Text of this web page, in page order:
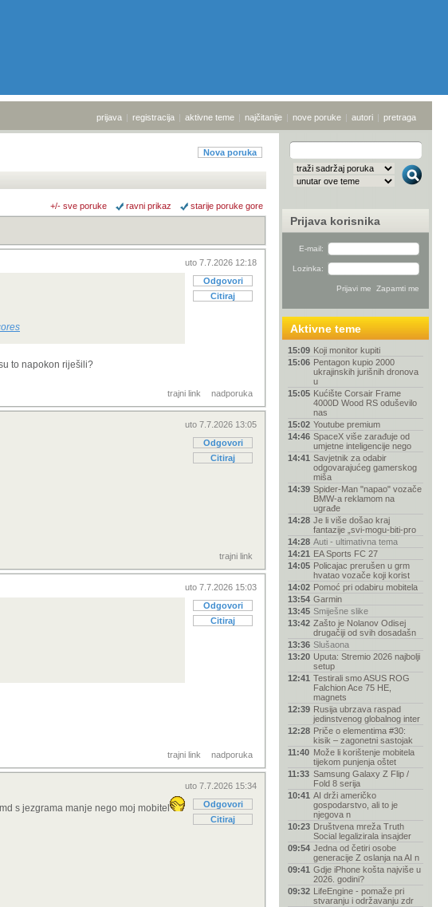
prijava | registracija | aktivne teme | najčitanije | nove poruke | autori | pretraga
Nova poruka
+/- sve poruke ravni prikaz starije poruke gore
uto 7.7.2026 12:18
Odgovori
Citiraj
to napokon riješili?
trajni link nadporuka
uto 7.7.2026 13:05
Odgovori
Citiraj
trajni link
uto 7.7.2026 15:03
Odgovori
Citiraj
trajni link nadporuka
uto 7.7.2026 15:34
Odgovori
Citiraj
s jezgrama manje nego moj mobitel
Prijava korisnika
E-mail:
Lozinka:
Aktivne teme
15:09 Koji monitor kupiti
15:06 Pentagon kupio 2000
ukrajinskih jurišnih dronova
u
15:05 Kućište Corsair Frame
4000D Wood RS oduševilo
nas
15:02 Youtube premium
14:46 SpaceX više zarađuje od
umjetne inteligencije nego
14:41 Savjetnik za odabir
odgovarajućeg gamerskog
miša
14:39 Spider-Man "napao" vozače
BMW-a reklamom na
ugrađe
14:28 Je li više došao kraj
fantazije „svi-mogu-biti-pro
14:28 Auti - ultimativna tema
14:21 EA Sports FC 27
14:05 Policajac prerušen u grm
hvatao vozače koji korist
14:02 Pomoć pri odabiru mobitela
13:54 Garmin
13:45 Smiješne slike
13:42 Zašto je Nolanov Odisej
drugačiji od svih dosadašn
13:36 Slušaona
13:20 Uputa: Stremio 2026 najbolji
setup
12:41 Testirali smo ASUS ROG
Falchion Ace 75 HE,
magnets
12:39 Rusija ubrzava raspad
jedinstvenog globalnog inter
12:28 Priče o elementima #30:
kisik – zagonetni sastojak
11:40 Može li korištenje mobitela
tijekom punjenja oštet
11:33 Samsung Galaxy Z Flip /
Fold 8 serija
10:41 AI drži američko
gospodarstvo, ali to je
njegova n
10:23 Društvena mreža Truth
Social legalizirala insajder
09:54 Jedna od četiri osobe
generacije Z oslanja na AI n
09:41 Gdje iPhone košta najviše u
2026. godini?
09:32 LifeEngine - pomaže pri
stvaranju i održavanju zdr